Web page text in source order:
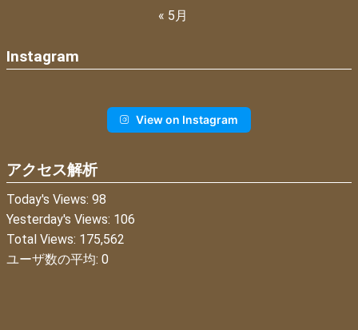
« 5月
Instagram
View on Instagram
アクセス解析
Today's Views: 98
Yesterday's Views: 106
Total Views: 175,562
ユーザ数の平均: 0